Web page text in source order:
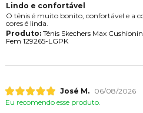
Lindo e confortável
O tênis é muito bonito, confortável e a
cores é linda.
Produto:Tênis Skechers Max
Fem 129265-LGPK
José M.
06/08/2026
Eu recomendo esse produto.